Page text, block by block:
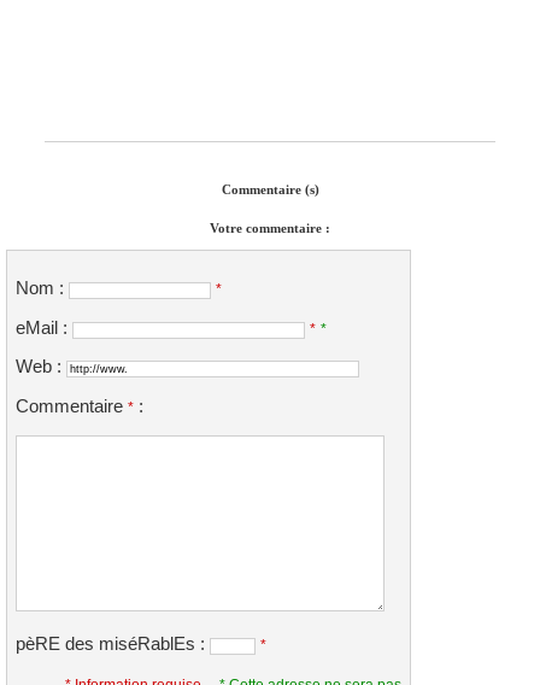
Commentaire (s)
Votre commentaire :
Nom : *
eMail : * *
Web :
Commentaire * :
pèRE des miséRablEs : *